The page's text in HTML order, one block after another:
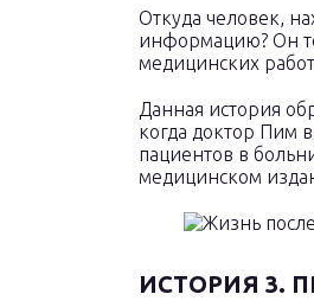
Откуда человек,
информацию? Он
медицинских
Данная история
когда доктор Пим
пациентов в
медицинском
ИСТОРИЯ 3.